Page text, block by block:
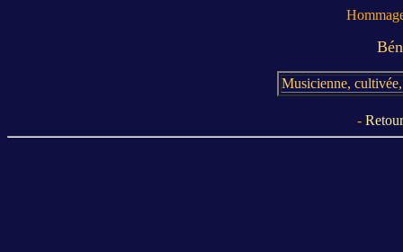
Musicienne,
-